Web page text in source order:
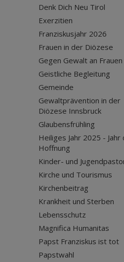
Denk Dich Neu Tirol
Exerzitien
Franziskusjahr 2026
Frauen in der Diözese
Gegen Gewalt an Frauen
Geistliche Begleitung
Gemeinde
Gewaltprävention in der
Diözese Innsbruck
Glaubensfrühling
Heiliges Jahr 2025 - Jahr
Hoffnung
Kinder- und
Kirche und Tourismus
Kirchenbeitrag
Krankheit und Sterben
Lebensschutz
Magnifica Humanitas
Papst Franziskus ist tot
Papstwahl